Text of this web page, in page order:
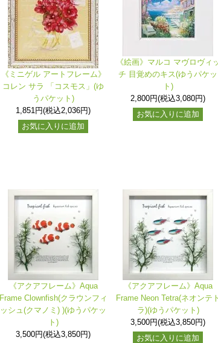
《ミニゲル アートフレーム》
コレン サラ 「コスモス」(ゆ
うパケット)
1,851円(税込2,036円)
お気に入りに追加
《絵画》マルコ マヴロヴィ
チ 目覚めのキス(ゆうパケッ
ト)
2,800円(税込3,080円)
お気に入りに追加
《アクアフレーム》Aqua
Frame Clownfish(クラウンフィ
ッシュ(クマノミ) )(ゆうパケッ
ト)
3,500円(税込3,850円)
《アクアフレーム》Aqua
Frame Neon Tetra(ネオンテト
ラ)(ゆうパケット)
3,500円(税込3,850円)
お気に入りに追加